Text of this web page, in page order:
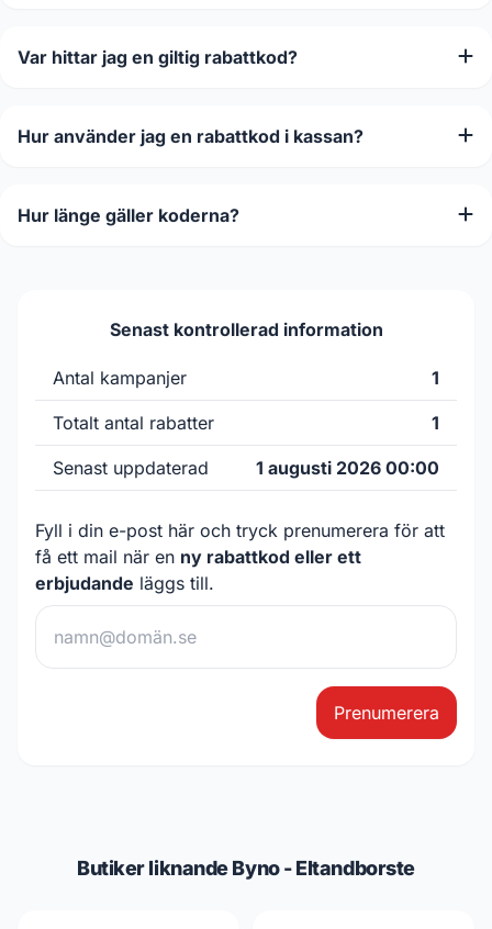
Var hittar jag en giltig rabattkod?
Hur använder jag en rabattkod i kassan?
Hur länge gäller koderna?
Senast kontrollerad information
Antal kampanjer 1
Totalt antal rabatter 1
Senast uppdaterad 1 augusti 2026 00:00
Fyll i din e-post här och tryck prenumerera för att
få ett mail när en ny rabattkod eller ett
erbjudande läggs till.
Prenumerera
Butiker liknande Byno - Eltandborste